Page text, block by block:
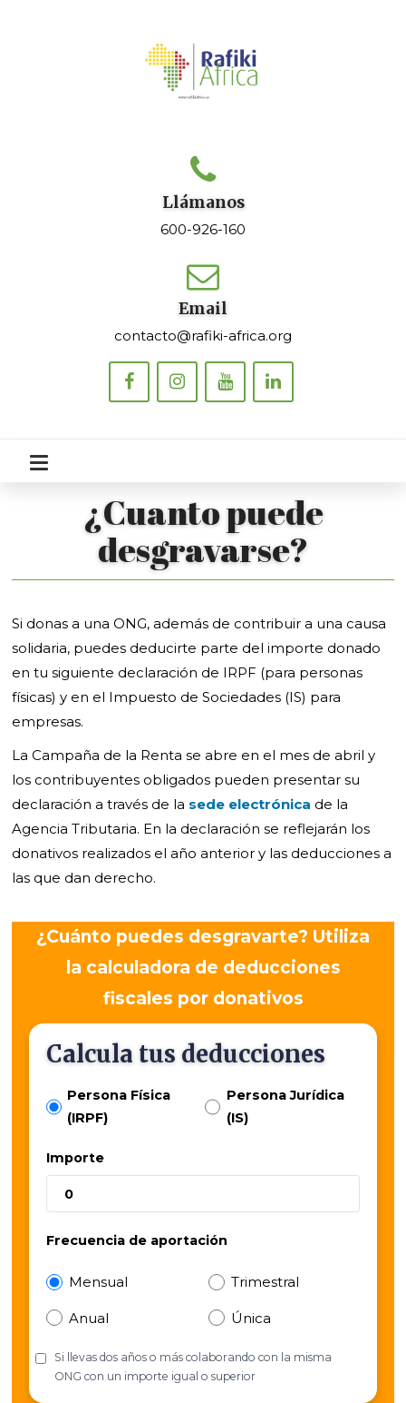
Llámanos
600-926-160
Email
contacto@rafiki-africa.org
¿Cuanto puede
desgravarse?
Si donas a una ONG, además de contribuir a una causa
solidaria, puedes deducirte parte del importe donado
en tu siguiente declaración de IRPF (para personas
físicas) y en el Impuesto de Sociedades (IS) para
empresas.
La Campaña de la Renta se abre en el mes de abril y
los contribuyentes obligados pueden presentar su
declaración a través de la sede electrónica de la
Agencia Tributaria. En la declaración se reflejarán los
donativos realizados el año anterior y las deducciones a
las que dan derecho.
¿Cuánto puedes desgravarte? Utiliza
la calculadora de deducciones
fiscales por donativos
Calcula tus deducciones
Persona Física
(IRPF)
Persona Jurídica
(IS)
Importe
Frecuencia de aportación
Mensual Trimestral
Anual Única
Si llevas dos años o más colaborando con la misma
ONG con un importe igual o superior